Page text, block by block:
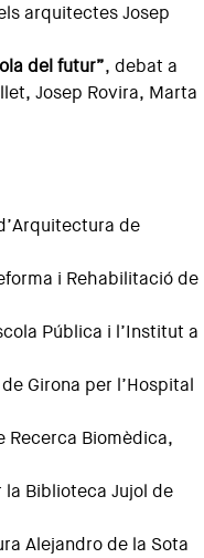
arquitectes Josep
del futur”, debat a
Josep Rovira, Marta
de
i Rehabilitació de
Pública i l’Institut a
Girona per l’Hospital
Recerca Biomèdica,
la Biblioteca Jujol de
Alejandro de la Sota